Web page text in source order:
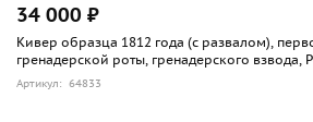
34 000 ₽
Кивер образца 1812 года (с развалом),
гренадерской роты, гренадерского взвода,
Артикул: 64833